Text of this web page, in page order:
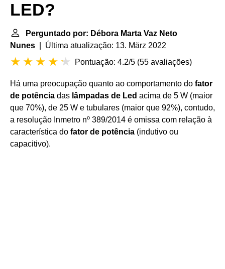
LED?
Perguntado por: Débora Marta Vaz Neto
Nunes | Última atualização: 13. März 2022
Pontuação: 4.2/5 (55 avaliações)
Há uma preocupação quanto ao comportamento do fator
de potência das lâmpadas de Led acima de 5 W (maior
que 70%), de 25 W e tubulares (maior que 92%), contudo,
a resolução Inmetro nº 389/2014 é omissa com relação à
característica do fator de potência (indutivo ou
capacitivo).